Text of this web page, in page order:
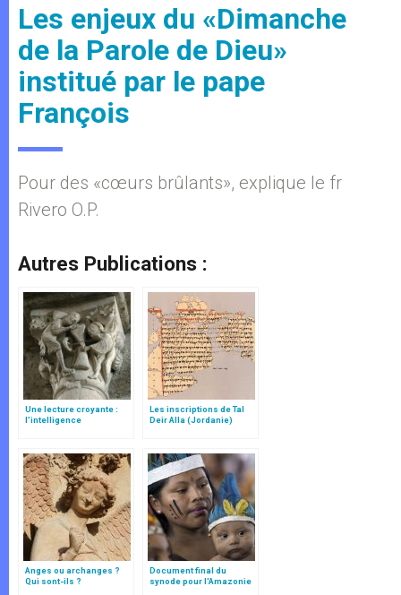
Les enjeux du «Dimanche
de la Parole de Dieu»
institué par le pape
François
Pour des «cœurs brûlants», explique le fr
Rivero O.P.
Autres Publications :
Une lecture croyante :
l’intelligence
Les inscriptions de Tal
Deir Alla (Jordanie)
Anges ou archanges ?
Qui sont-ils ?
Document final du
synode pour l'Amazonie